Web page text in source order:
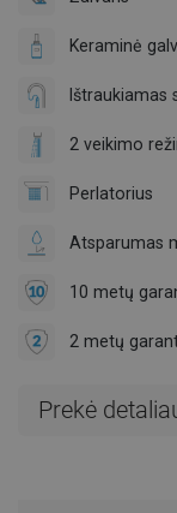
Keraminė
Ištraukiamas
2 veikimo
Perlatorius
Atsparumas
10 metų
2 metų
Prekė